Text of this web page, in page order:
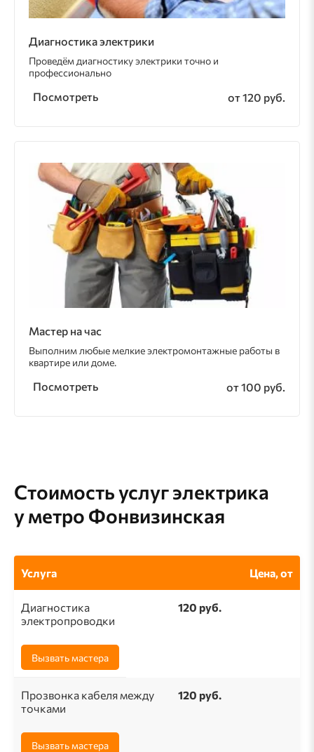
Диагностика электрики
Проведём диагностику электрики точно и
профессионально
Посмотреть от 120 руб.
Мастер на час
Выполним любые мелкие электромонтажные работы в
квартире или доме.
Посмотреть от 100 руб.
Стоимость услуг электрика
у метро Фонвизинская
Услуга Цена, от
Диагностика
электропроводки
120 руб.
Вызвать мастера
Прозвонка кабеля между
точками
120 руб.
Вызвать мастера